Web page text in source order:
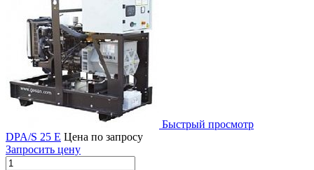
Быстрый просмотр
DPA/S 25 E Цена по запросу
Запросить цену